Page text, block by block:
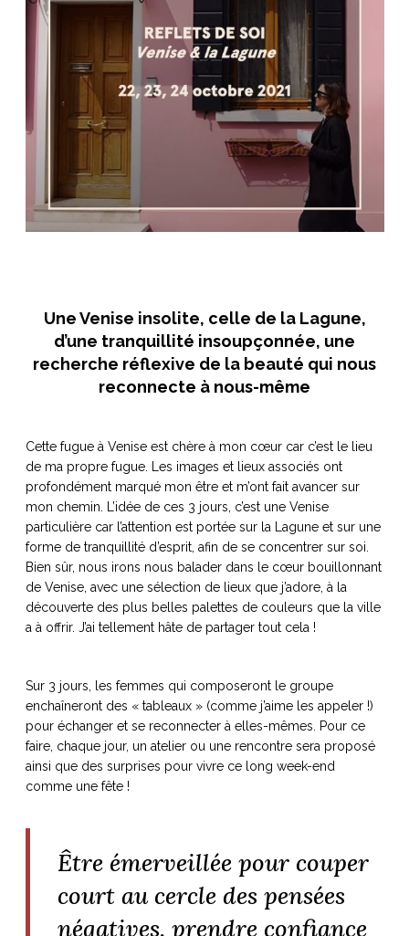
NOS ARTICLES ART ET DESIGN
Burano, la palette
superlatifs
du
Notre palette
Virtuosa Venezia
ART ET DESIGN
Une Venise insolite, celle de la Lagune,
d’une tranquillité insoupçonnée, une
recherche réflexive de la beauté qui nous
reconnecte à nous-même
Cette fugue à Venise est chère à mon cœur car c’est le lieu
de ma propre fugue. Les images et lieux associés ont
profondément marqué mon être et m’ont fait avancer sur
mon chemin. L’idée de ces 3 jours, c’est une Venise
particulière car l’attention est portée sur la Lagune et sur une
forme de tranquillité d’esprit, afin de se concentrer sur soi.
Bien sûr, nous irons nous balader dans le cœur bouillonnant
de Venise, avec une sélection de lieux que j’adore, à la
découverte des plus belles palettes de couleurs que la ville
a à offrir. J’ai tellement hâte de partager tout cela !
Sur 3 jours, les femmes qui composeront le groupe
enchaîneront des « tableaux » (comme j’aime les appeler !)
pour échanger et se reconnecter à elles-mêmes. Pour ce
faire, chaque jour, un atelier ou une rencontre sera proposé
ainsi que des surprises pour vivre ce long week-end
comme une fête !
Être émerveillée pour couper
court au cercle des pensées
négatives, prendre confiance